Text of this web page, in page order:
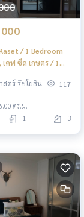
/ 1 Bedroom
เคฟ ซีด เกษตร / 1
สตร์ รัชโยธิน
117
ตร.ม.
1 3